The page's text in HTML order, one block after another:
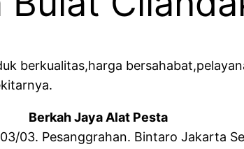
berkualitas,harga
Berkah Jaya Alat Pesta
03. Pesanggrahan. Bintaro Jakarta